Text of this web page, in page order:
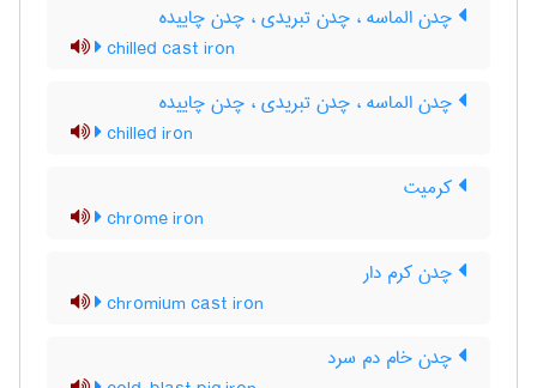
چدن الماسه ، چدن تبریدی ، چدن چاییده
chilled cast iron
چدن الماسه ، چدن تبریدی ، چدن چاییده
chilled iron
کرمیت
chrome iron
چدن کرم دار
chromium cast iron
چدن خام دم سرد